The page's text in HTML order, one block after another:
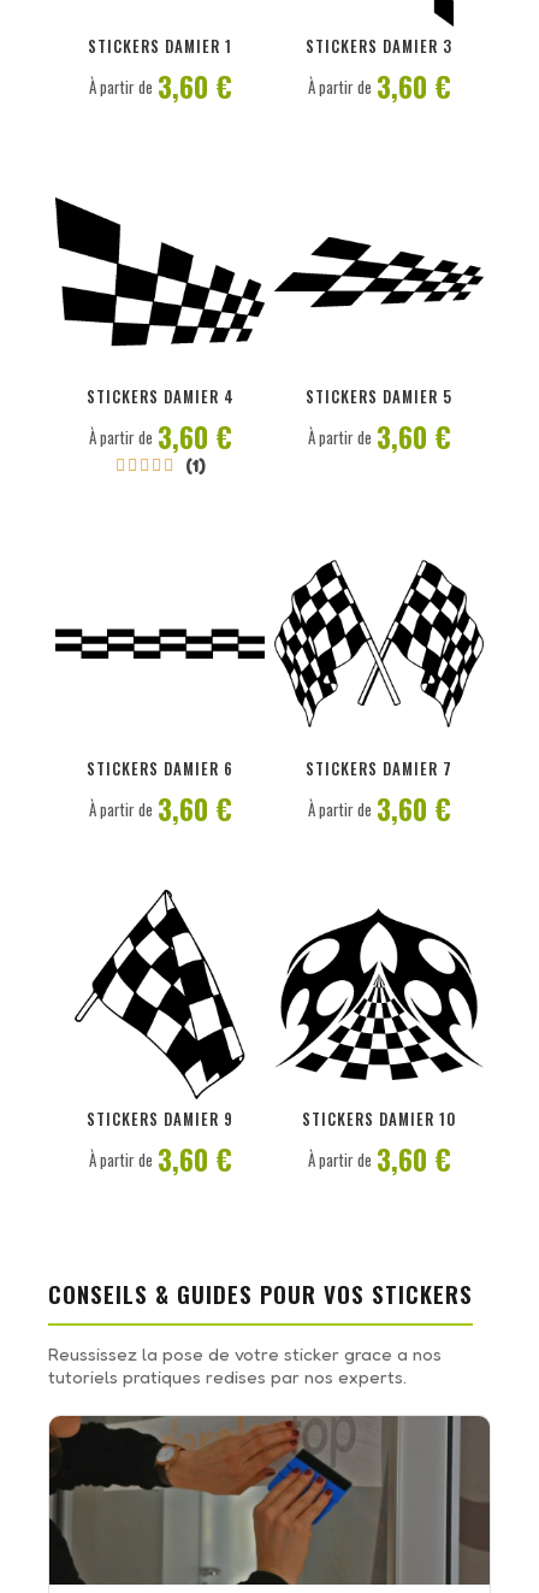
STICKERS DAMIER 1
À partir de 3,60 €
STICKERS DAMIER 3
À partir de 3,60 €
STICKERS DAMIER 4
     (1)
À partir de 3,60 €
STICKERS DAMIER 5
À partir de 3,60 €
STICKERS DAMIER 6
À partir de 3,60 €
STICKERS DAMIER 7
À partir de 3,60 €
STICKERS DAMIER 9
PERSONNALISER
À partir de 3,60 €
STICKERS DAMIER 10
À partir de 3,60 €
CONSEILS & GUIDES POUR VOS STICKERS
Reussissez la pose de votre sticker grace a nos
tutoriels pratiques redises par nos experts.